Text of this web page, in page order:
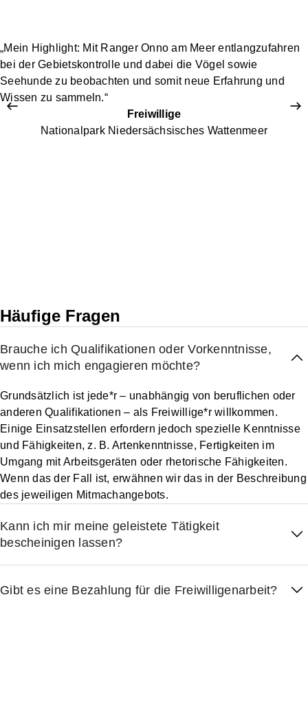
„Mein Highlight: Mit Ranger Onno am Meer entlangzufahren
bei der Gebietskontrolle und dabei die Vögel sowie
Seehunde zu beobachten und somit neue Erfahrung und
Wissen zu sammeln.“
Freiwillige
Nationalpark Niedersächsisches Wattenmeer
Häufige Fragen
Brauche ich Qualifikationen oder Vorkenntnisse,
wenn ich mich engagieren möchte?
Grundsätzlich ist jede*r – unabhängig von beruflichen oder
anderen Qualifikationen – als Freiwillige*r willkommen.
Einige Einsatzstellen erfordern jedoch spezielle Kenntnisse
und Fähigkeiten, z. B. Artenkenntnisse, Fertigkeiten im
Umgang mit Arbeitsgeräten oder rhetorische Fähigkeiten.
Wenn das der Fall ist, erwähnen wir das in der Beschreibung
des jeweiligen Mitmachangebots.
Kann ich mir meine geleistete Tätigkeit
bescheinigen lassen?
Gibt es eine Bezahlung für die Freiwilligenarbeit?